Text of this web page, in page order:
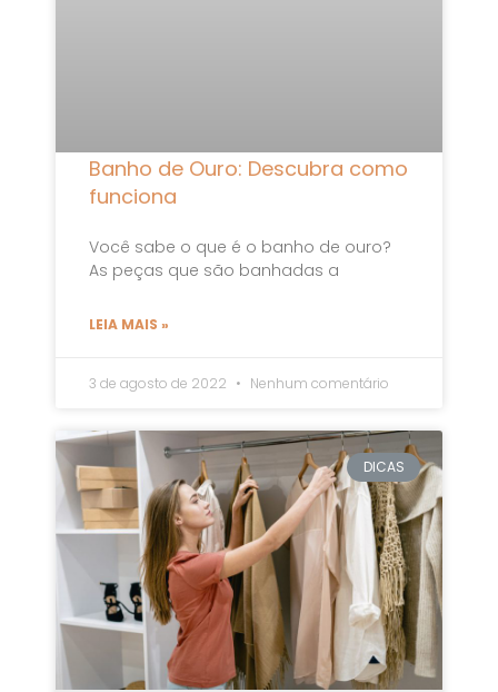
Banho de Ouro: Descubra como
funciona
Você sabe o que é o banho de ouro?
As peças que são banhadas a
LEIA MAIS »
3 de agosto de 2022 Nenhum comentário
DICAS